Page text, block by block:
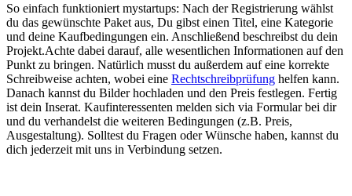
So einfach funktioniert mystartups: Nach der Registrierung wählst
du das gewünschte Paket aus, Du gibst einen Titel, eine Kategorie
und deine Kaufbedingungen ein. Anschließend beschreibst du dein
Projekt.Achte dabei darauf, alle wesentlichen Informationen auf den
Punkt zu bringen. Natürlich musst du außerdem auf eine korrekte
Schreibweise achten, wobei eine Rechtschreibprüfung helfen kann.
Danach kannst du Bilder hochladen und den Preis festlegen. Fertig
ist dein Inserat. Kaufinteressenten melden sich via Formular bei dir
und du verhandelst die weiteren Bedingungen (z.B. Preis,
Ausgestaltung). Solltest du Fragen oder Wünsche haben, kannst du
dich jederzeit mit uns in Verbindung setzen.